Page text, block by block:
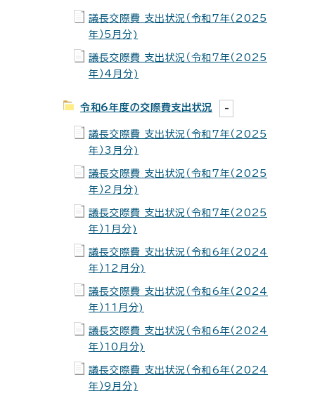
議長交際費 支出状況（令和7年（2025
年）5月分)
議長交際費 支出状況（令和7年（2025
年）4月分)
令和6年度の交際費支出状況
議長交際費 支出状況（令和7年（2025
年）3月分)
議長交際費 支出状況（令和7年（2025
年）2月分)
議長交際費 支出状況（令和7年（2025
年）1月分)
議長交際費 支出状況（令和6年（2024
年）12月分)
議長交際費 支出状況（令和6年（2024
年）11月分)
議長交際費 支出状況（令和6年（2024
年）10月分)
議長交際費 支出状況（令和6年（2024
年）9月分)